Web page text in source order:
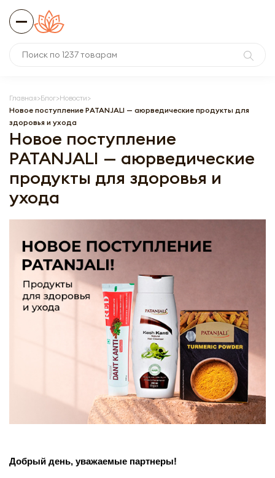
Главная Блог Новости
Новое поступление PATANJALI — аюрведические продукты для
здоровья и ухода
Новое поступление
PATANJALI — аюрведические
продукты для здоровья и
ухода
Добрый день, уважаемые партнеры!